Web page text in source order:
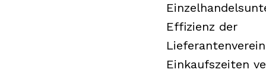
Effizienz der
Einkaufszeiten